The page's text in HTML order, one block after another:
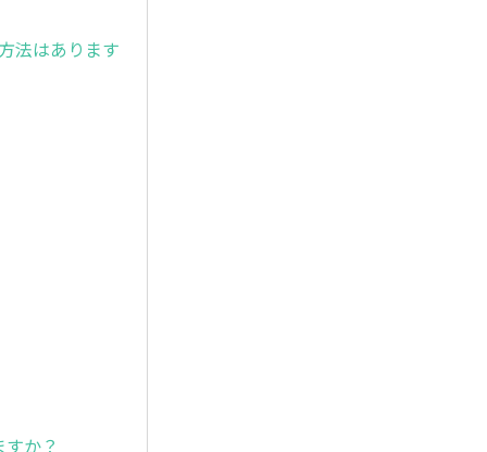
法はあります
か？